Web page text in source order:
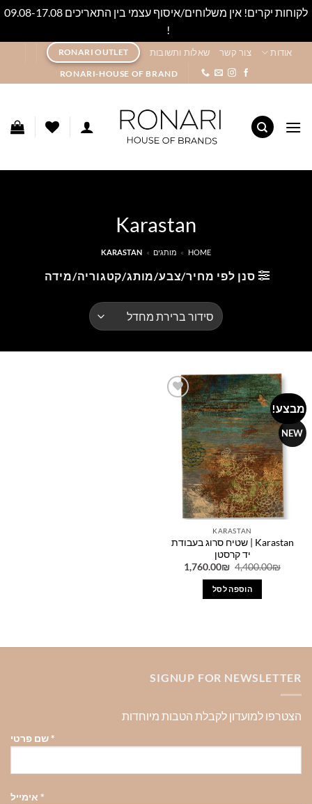
לקוחות יקרים! אין משלוחים/איסוף עצמי בין התאריכים 09.08-17.08
!
content
אודות צור קשר שאלות ותשובות RONARI OUTLET
RONARI-HOUSE OF BRAND
Karastan
HOME
» מותגים »
KARASTAN
סנן לפי מחיר/צבע/מותג/קטגוריה/מידה
מבצע!
NEW
Add to
wishlist
KARASTAN
Karastan | שטיח סרוג בעבודת
יד קרסטן
4,400.00₪
המחיר
היה:
4,400.00₪.
1,760.00₪
הוספה לסל
SIGNUP FOR NEWSLETTER
הצטרפו למועדון לקבלת הטבות מיוחדות
*
*